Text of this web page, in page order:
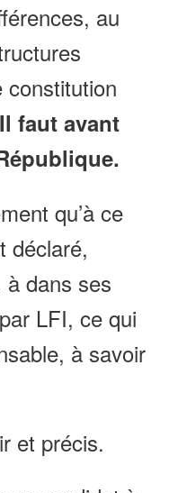
au
constitution
Il faut avant
qu’à ce
déclaré,
à dans ses
LFI,ce qui
à savoir
et précis.